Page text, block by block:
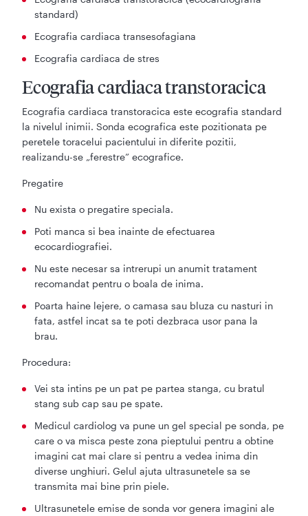
standard)
Ecografia cardiaca transesofagiana
Ecografia cardiaca de stres
Ecografia cardiaca transtoracica
Ecografia cardiaca transtoracica este ecografia standard
la nivelul inimii. Sonda ecografica este pozitionata pe
peretele toracelui pacientului in diferite pozitii,
realizandu-se „ferestre” ecografice.
Pregatire
Nu exista o pregatire speciala.
Poti manca si bea inainte de efectuarea
ecocardiografiei.
Nu este necesar sa intrerupi un anumit tratament
recomandat pentru o boala de inima.
Poarta haine lejere, o camasa sau bluza cu nasturi in
fata, astfel incat sa te poti dezbraca usor pana la
brau.
Procedura:
Vei sta intins pe un pat pe partea stanga, cu bratul
stang sub cap sau pe spate.
Medicul cardiolog va pune un gel special pe sonda, pe
care o va misca peste zona pieptului pentru a obtine
imagini cat mai clare si pentru a vedea inima din
diverse unghiuri. Gelul ajuta ultrasunetele sa se
transmita mai bine prin piele.
Ultrasunetele emise de sonda vor genera imagini ale